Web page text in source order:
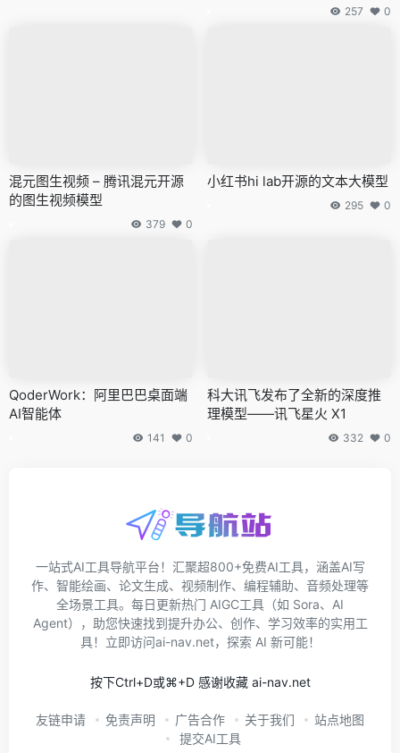
257 0
混元图生视频 – 腾讯混元开源
的图生视频模型
379 0
小红书hi lab开源的文本大模型
295 0
QoderWork：阿里巴巴桌面端
AI智能体
141 0
科大讯飞发布了全新的深度推
理模型——讯飞星火 X1
332 0
一站式AI工具导航平台！汇聚超800+免费AI工具，涵盖AI写
作、智能绘画、论文生成、视频制作、编程辅助、音频处理等
全场景工具。每日更新热门 AIGC工具（如 Sora、AI
Agent），助您快速找到提升办公、创作、学习效率的实用工
具！立即访问ai-nav.net，探索 AI 新可能！
按下Ctrl+D或⌘+D 感谢收藏 ai-nav.net
友链申请 免责声明 广告合作 关于我们
站点地图
提交AI工具